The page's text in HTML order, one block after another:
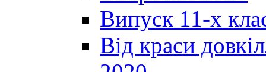
Випуск 11-х
Від краси